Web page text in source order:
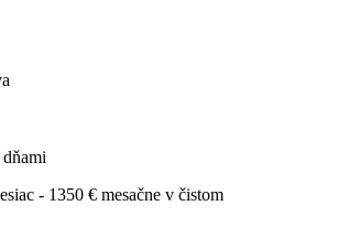
- 1350 € mesačne v čistom